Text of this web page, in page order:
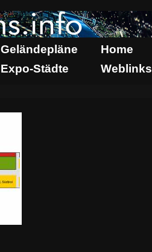
Geländepläne Home
Expo-Städte Weblinks